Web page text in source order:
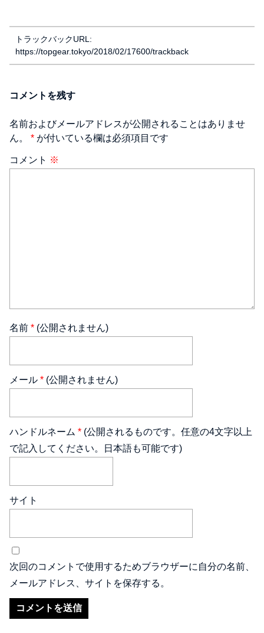
トラックバックURL:
https://topgear.tokyo/2018/02/17600/trackback
コメントを残す
名前およびメールアドレスが公開されることはありませ
ん。 * が付いている欄は必須項目です
コメント ※
名前 * (公開されません)
メール * (公開されません)
ハンドルネーム * (公開されるものです。任意の4文字以上
で記入してください。日本語も可能です)
サイト
次回のコメントで使用するためブラウザーに自分の名前、
メールアドレス、サイトを保存する。